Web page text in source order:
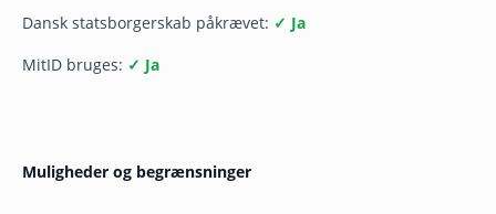
Dansk statsborgerskab påkrævet: ✓ Ja
MitID bruges: ✓ Ja
Muligheder og begrænsninger